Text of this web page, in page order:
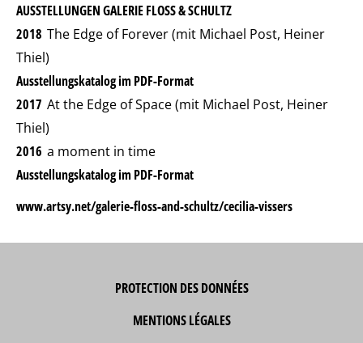
AUSSTELLUNGEN GALERIE FLOSS & SCHULTZ
2018 The Edge of Forever (mit Michael Post, Heiner
Thiel)
Ausstellungskatalog im PDF-Format
2017 At the Edge of Space (mit Michael Post, Heiner
Thiel)
2016 a moment in time
Ausstellungskatalog im PDF-Format
www.artsy.net/galerie-floss-and-schultz/cecilia-vissers
PROTECTION DES DONNÉES
MENTIONS LÉGALES